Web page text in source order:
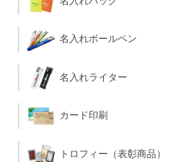
名入れボールペン
名入れライター
カード印刷
トロフィー（表彰商品）